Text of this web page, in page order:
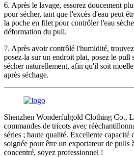
6. Après le lavage, essorez doucement
pour sécher, tant que l'excès d'eau peut
la poche en filet pour contrôler l'eau
déformation du pull.
7. Après avoir contrôlé l'humidité,
posez-la sur un endroit plat, posez le pull
sécher naturellement, afin qu'il soit
après séchage.
Shenzhen Wonderfulgold Clothing Co.,
commandes de tricots avec
séries ; haute qualité. Excellente
soignée pour être un exportateur de pulls
concentré, soyez professionnel !